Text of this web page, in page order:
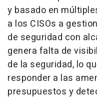
y basado en
a los CISOs a
de seguridad con
genera falta de
de la seguridad, lo
responder a las
presupuestos y